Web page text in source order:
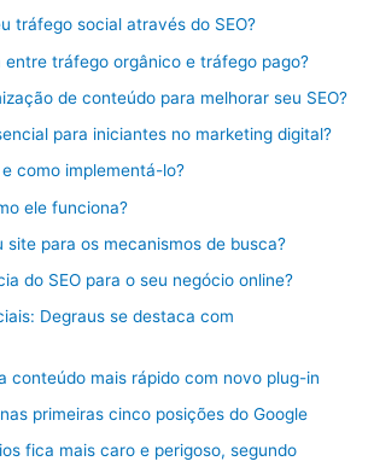
tráfego social através do SEO?
entre tráfego orgânico e tráfego pago?
de conteúdo para melhorar seu SEO?
para iniciantes no marketing digital?
como implementá-lo?
ele funciona?
site para os mecanismos de busca?
do SEO para o seu negócio online?
Degraus se destaca com
conteúdo mais rápido com novo plug-in
primeiras cinco posições do Google
fica mais caro e perigoso, segundo